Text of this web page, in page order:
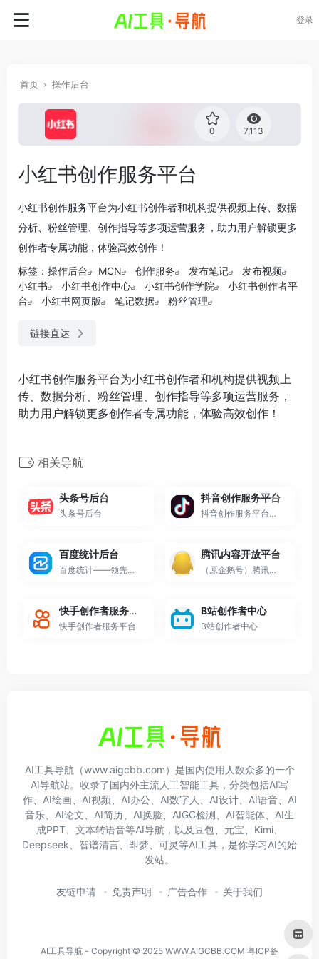
登录
首页 操作后台
0 7,113
小红书创作服务平台
小红书创作服务平台为小红书创作者和机构提供视频上传、数据
分析、粉丝管理、创作指导等多项运营服务，助力用户解锁更多
创作者专属功能，体验高效创作！
标签： 操作后台 MCN 创作服务 发布笔记
发布视频
小红书
小红书创作中心 小红书创作学院
小红书创作者平
台
小红书网页版 笔记数据 粉丝管理
链接直达
小红书创作服务平台为小红书创作者和机构提供视频上
传、数据分析、粉丝管理、创作指导等多项运营服务，
助力用户解锁更多创作者专属功能，体验高效创作！
相关导航
头条号后台
头条号后台
抖音创作服务平台
抖音创作服务平台是抖音创作者的专属服务平台，支持用户作为创作者和管理机构两种登陆方式，并通过提供授权管理、内容管理、互动管理及数据管理等服务助力抖音用户高效运营！
百度统计后台
百度统计——领先的中文网站分析平台
腾讯内容开放平台
（原企鹅号）腾讯内容开放平台
快手创作者服务平台
快手创作者服务平台
B站创作者中心
B站创作者中心
AI工具导航（www.aigcbb.com）是国内使用人数众多的一个
AI导航站。收录了国内外主流人工智能工具，分类包括AI写
作、AI绘画、AI视频、AI办公、AI数字人、AI设计、AI语音、AI
音乐、AI论文、AI简历、AI换脸、AIGC检测、AI智能体、AI生
成PPT、文本转语音等AI导航，以及豆包、元宝、Kimi、
Deepseek、智谱清言、即梦、可灵等AI工具，是你学习AI的始
发站。
友链申请 免责声明 广告合作 关于我们
AI工具导航 - Copyright © 2025 WWW.AIGCBB.COM 粤ICP备